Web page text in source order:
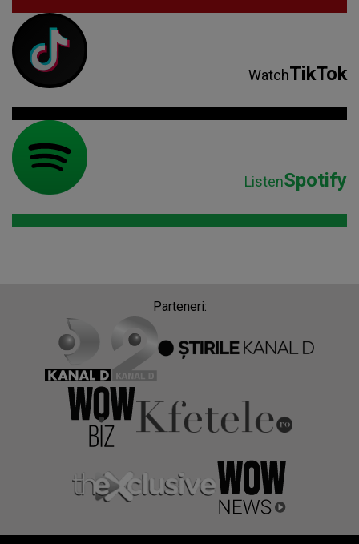
WatchTikTok
ListenSpotify
Parteneri: